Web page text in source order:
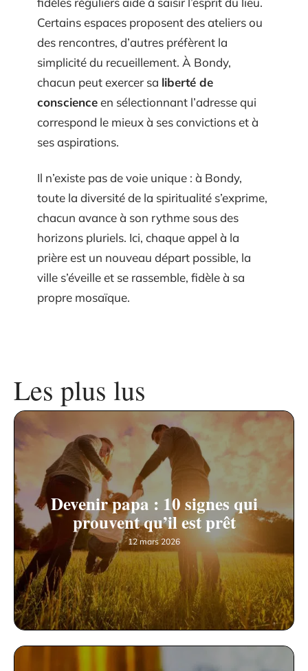
Certains espaces proposent des ateliers ou
des rencontres, d’autres préfèrent la
simplicité du recueillement. À Bondy,
chacun peut exercer sa liberté de
conscienceen sélectionnant l’adresse qui
correspond le mieux à ses convictions et à
ses aspirations.
Il n’existe pas de voie unique : à Bondy,
toute la diversité de la spiritualité s’exprime,
chacun avance à son rythme sous des
horizons pluriels. Ici, chaque appel à la
prière est un nouveau départ possible, la
ville s’éveille et se rassemble, fidèle à sa
propre mosaïque.
Les plus lus
Devenir papa : 10 signes qui
prouvent qu’il est prêt
12 mars 2026